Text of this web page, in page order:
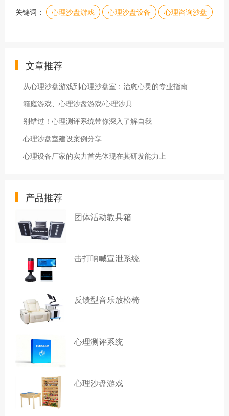
关键词： 心理沙盘游戏 心理沙盘设备 心理咨询沙盘
文章推荐
从心理沙盘游戏到心理沙盘室：治愈心灵的专业指南
箱庭游戏、心理沙盘游戏/心理沙具
别错过！心理测评系统带你深入了解自我
心理沙盘室建设案例分享
心理设备厂家的实力首先体现在其研发能力上
产品推荐
团体活动教具箱
击打呐喊宣泄系统
反馈型音乐放松椅
心理测评系统
心理沙盘游戏